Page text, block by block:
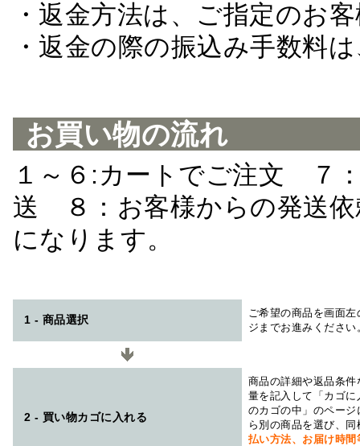
・返金方法は、ご指定のお
・返金の際の振込み手数料
お買い物の流れ
１～６:カートでご注文 ７
送 ８：お客様からの発送
になります。
1 - 商品選択
ご希望の商品を画面
ジまでお進みください
2 - 買い物カゴに入れる
商品の詳細や返品条
量を記入して「カゴ
のカゴの中」のペー
ら別の商品を選び、
払い方法、お届け時